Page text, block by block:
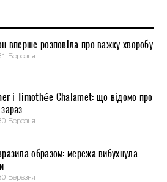
вперше розповіла про важку хворобу
Березня
і Timothée Chalamet: що відомо про
Березня
образом: мережа вибухнула
Березня